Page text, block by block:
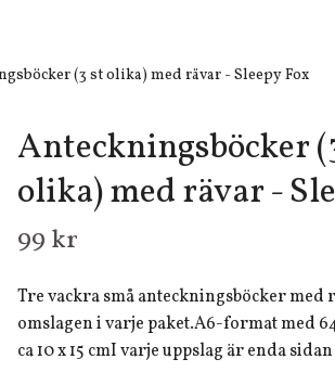
(3 st olika) med rävar - Sleepy Fox
Anteckningsböcker
olika) med rävar -
99 kr
Tre vackra små anteckningsböcker med
omslagen i varje paket.A6-format med
ca 10 x 15 cmI varje uppslag är enda